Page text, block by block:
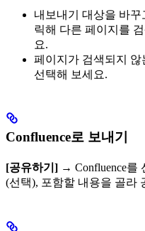
내보내기 대상을 바
릭해 다른 페이지를
요.
페이지가 검색되지
선택해 보세요.
Confluence로 보내기
[공유하기] → Confluence를
(선택), 포함할 내용을 골라